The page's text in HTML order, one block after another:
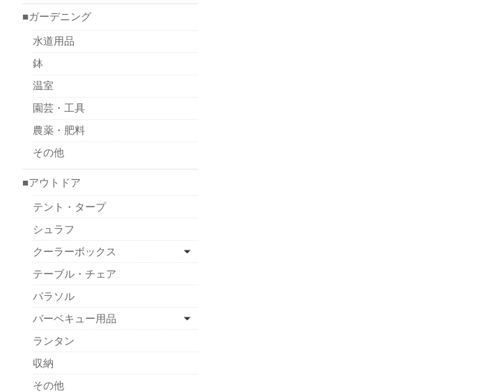
■ガーデニング
水道用品
鉢
温室
園芸・工具
農薬・肥料
その他
■アウトドア
テント・タープ
シュラフ
クーラーボックス
テーブル・チェア
パラソル
バーベキュー用品
ランタン
収納
その他